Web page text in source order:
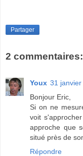
Partager
2 commentaires:
Youx 31
Bonjour Eric,
Si on ne
voit
approche que
situé près de
Répondre